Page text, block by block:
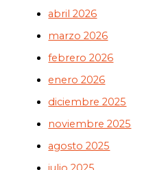
abril 2026
marzo 2026
febrero 2026
enero 2026
diciembre 2025
noviembre 2025
agosto 2025